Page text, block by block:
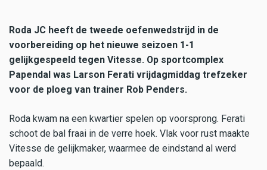
Roda JC heeft de tweede oefenwedstrijd in de
voorbereiding op het nieuwe seizoen 1-1
gelijkgespeeld tegen Vitesse. Op sportcomplex
Papendal was Larson Ferati vrijdagmiddag trefzeker
voor de ploeg van trainer Rob Penders.
Roda kwam na een kwartier spelen op voorsprong. Ferati
schoot de bal fraai in de verre hoek. Vlak voor rust maakte
Vitesse de gelijkmaker, waarmee de eindstand al werd
bepaald.